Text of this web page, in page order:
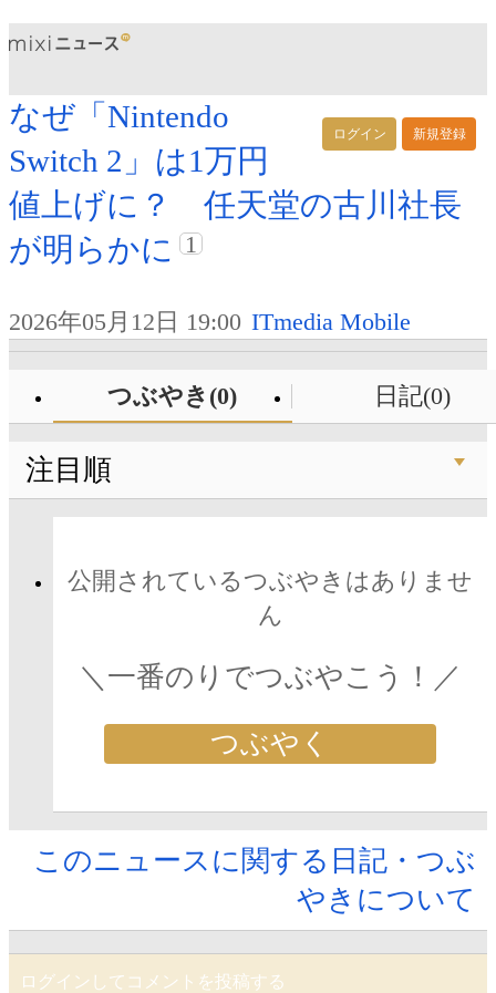
ログイン 新規登録
なぜ「Nintendo
Switch 2」は1万円
値上げに？ 任天堂の古川社長
が明らかに
1
2026年05月12日 19:00 ITmedia Mobile
つぶやき(0) 日記(0)
注目順
公開されているつぶやきはありませ
ん
＼一番のりでつぶやこう！／
つぶやく
このニュースに関する日記・つぶ
やきについて
ログインしてコメントを投稿する